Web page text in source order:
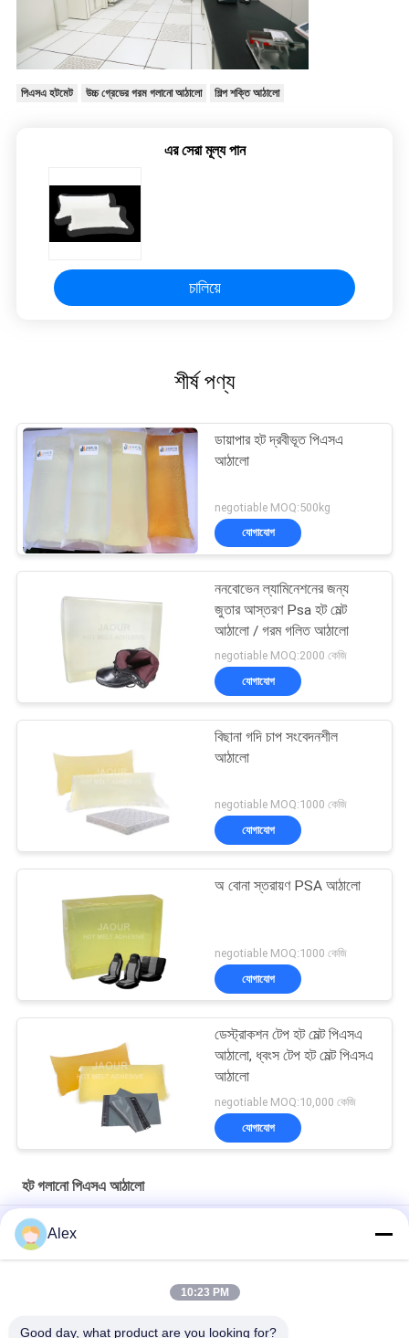
পিএসএ হটমেট উচ্চ গ্রেডের গরম গলানো আঠালো শিল্প শক্তি আঠালো
এর সেরা মূল্য পান
চালিয়ে
শীর্ষ পণ্য
ডায়াপার হট দ্রবীভূত পিএসএ
আঠালো
negotiable MOQ:500kg
যোগাযোগ
ননবোভেন ল্যামিনেশনের জন্য
জুতার আস্তরণ Psa হট মেল্ট
আঠালো / গরম গলিত আঠালো
negotiable MOQ:2000 কেজি
যোগাযোগ
বিছানা গদি চাপ সংবেদনশীল
আঠালো
negotiable MOQ:1000 কেজি
যোগাযোগ
অ বোনা স্তরায়ণ PSA আঠালো
negotiable MOQ:1000 কেজি
যোগাযোগ
ডেস্ট্রাকশন টেপ হট মেল্ট পিএসএ
আঠালো, ধ্বংস টেপ হট মেল্ট পিএসএ
আঠালো
negotiable MOQ:10,000 কেজি
যোগাযোগ
হট গলানো পিএসএ আঠালো
শিশুদের এবং বয়স্কদের ডায়াপারে অতি পাতলা ইলাস্টিকের জন্য হট মেল্ট আঠালো
শিশুর ডায়াপার উত্পাদনের জন্য ডায়াপার তৈরি গ্লু তৈরির জন্য হট গলিত আঠালো
Premium Grade Positioning Hot Melt PSA for lady sanitary
Alex
10:23 PM
Good day, what product are you looking for?